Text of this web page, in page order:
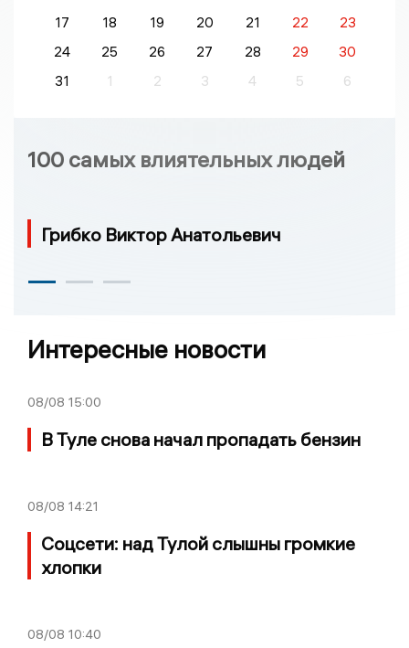
17
18 19 20 21 22
23
24
25 26 27 28 29
30
31
1 2 3 4 5 6
100 самых влиятельных людей
Грибко Виктор Анатольевич
Интересные новости
08/08 15:00
В Туле снова начал пропадать бензин
08/08 14:21
Соцсети: над Тулой слышны громкие
хлопки
08/08 10:40